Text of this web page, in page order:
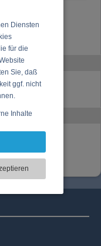
Diensten
für die
Sie, daß
ggf. nicht
Inhalte
zu
unserer
diese